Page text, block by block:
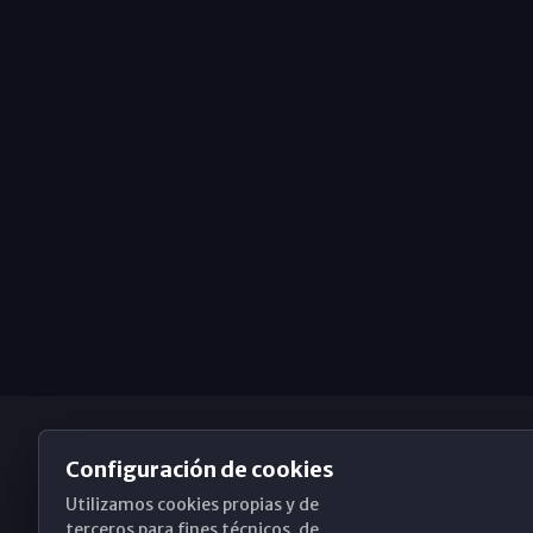
Obispado de Málaga
Configuración de cookies
Utilizamos cookies propias y de